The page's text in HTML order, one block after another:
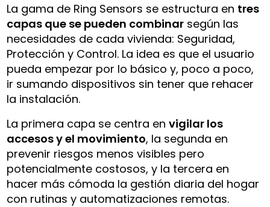
La gama de Ring Sensors se estructura en tres
capas que se pueden combinar según las
necesidades de cada vivienda: Seguridad,
Protección y Control. La idea es que el usuario
pueda empezar por lo básico y, poco a poco,
ir sumando dispositivos sin tener que rehacer
la instalación.
La primera capa se centra envigilar los
accesos y el movimiento, la segunda en
prevenir riesgos menos visibles pero
potencialmente costosos, y la tercera en
hacer más cómoda la gestión diaria del hogar
con rutinas y automatizaciones remotas.